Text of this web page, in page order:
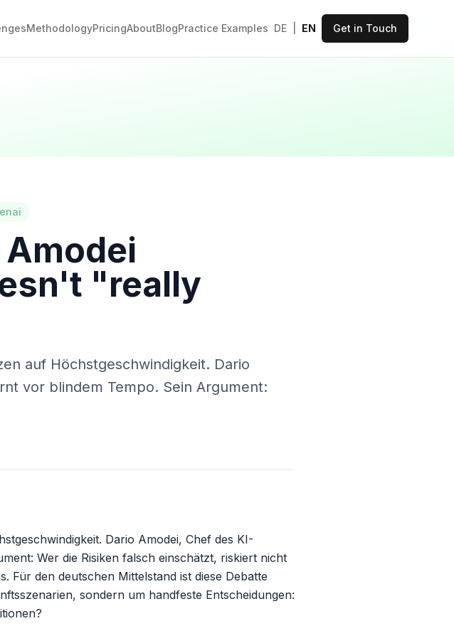
MethodologyPricingAboutBlogPractice Examples DE EN Get in Touch
"really
auf Höchstgeschwindigkeit. Dario
vor blindem Tempo. Sein Argument:
Dario Amodei, Chef des KI-
Wer die Risiken falsch einschätzt, riskiert nicht
Für den deutschen Mittelstand ist diese Debatte
sondern um handfeste Entscheidungen: